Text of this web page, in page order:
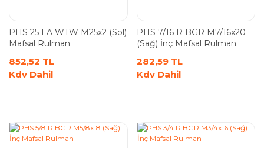
PHS 25 LA WTW M25x2 (Sol)
Mafsal Rulman
852,52 TL
Kdv Dahil
PHS 7/16 R BGR M7/16x20
(Sağ) İnç Mafsal Rulman
282,59 TL
Kdv Dahil